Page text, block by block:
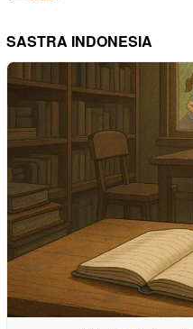
SASTRA INDONESIA